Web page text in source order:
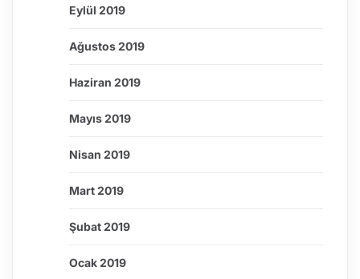
Eylül 2019
Ağustos 2019
Haziran 2019
Mayıs 2019
Nisan 2019
Mart 2019
Şubat 2019
Ocak 2019